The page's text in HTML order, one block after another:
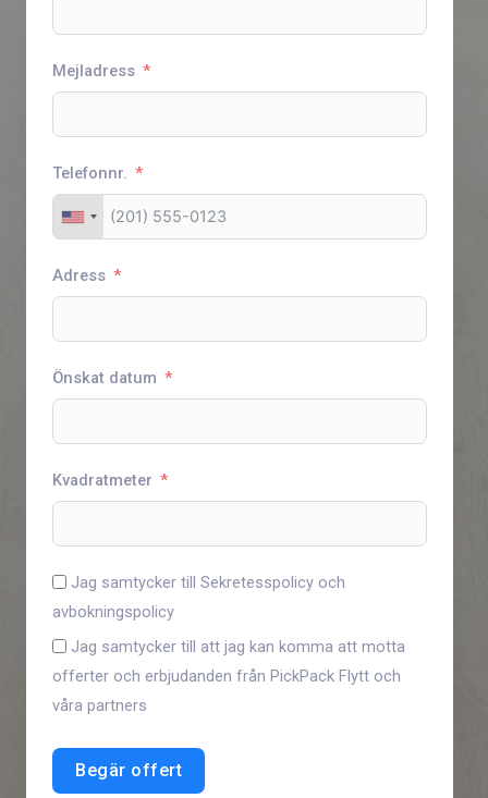
Mejladress
Telefonnr.
Adress
Önskat datum
Kvadratmeter
Jag samtycker till Sekretesspolicy och
avbokningspolicy
Jag samtycker till att jag kan komma att motta
offerter och erbjudanden från PickPack Flytt och
våra partners
Begär offert